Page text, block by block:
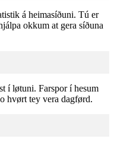
á heimasíðuni. Tú er
okkum at gera síðuna
í løtuni. Farspor í hesum
hvørt tey vera dagførd.